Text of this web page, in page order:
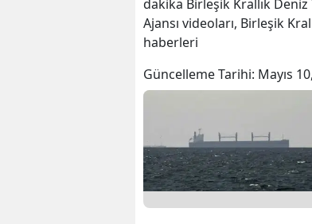
dakika Birleşik Krallık
Ajansı videoları, Birleşik
haberleri
Güncelleme Tarihi: Mayıs